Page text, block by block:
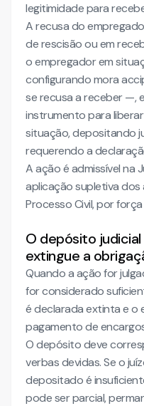
legitimidade para
A recusa do
de rescisão ou em
o empregador em
configurando mora
se recusa a receber —,
instrumento para
situação, depositando
requerendo a
A ação é admissível na
aplicação supletiva
Processo Civil, por
O depósito
extingue a
Quando a ação for
for considerado
é declarada extinta e o
pagamento de
O depósito deve
verbas devidas. Se o
depositado é
pode ser parcial,